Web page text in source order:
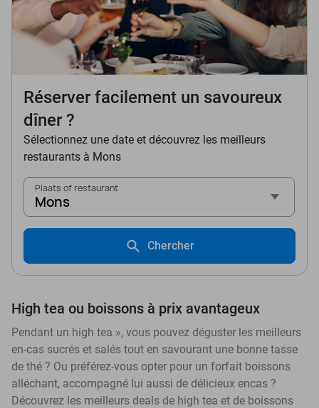
Réserver facilement un savoureux
dîner ?
Sélectionnez une date et découvrez les meilleurs
restaurants à Mons
Plaats of restaurant
Mons
Chercher
High tea ou boissons à prix avantageux
Pendant un high tea », vous pouvez déguster les meilleurs
en-cas sucrés et salés tout en savourant une bonne tasse
de thé ? Ou préférez-vous opter pour un forfait boissons
alléchant, accompagné lui aussi de délicieux encas ?
Découvrez les meilleurs deals de high tea et de boissons